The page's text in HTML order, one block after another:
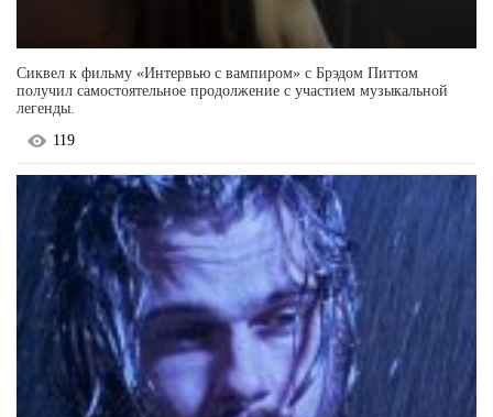
Сиквел к фильму «Интервью с вампиром» с Брэдом Питтом
получил самостоятельное продолжение с участием музыкальной
легенды.
119